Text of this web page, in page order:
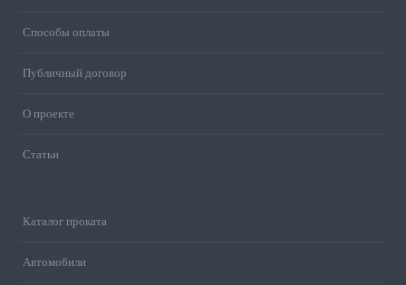
Способы оплаты
Публичный договор
О проекте
Статьи
Каталог проката
Автомобили